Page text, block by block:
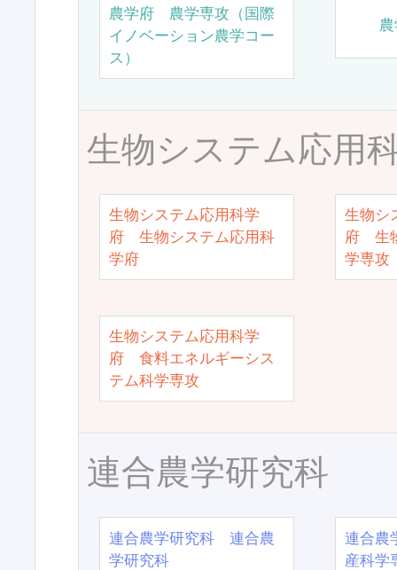
農学府 農学専攻（国際
イノベーション農学コー
ス）
生物システム応用
生物システム応用科学
府 生物システム応用科
学府
生物シ
府 生
学専攻
生物システム応用科学
府 食料エネルギーシス
テム科学専攻
連合農学研究科
連合農学研究科 連合農
学研究科
連合農
産科学